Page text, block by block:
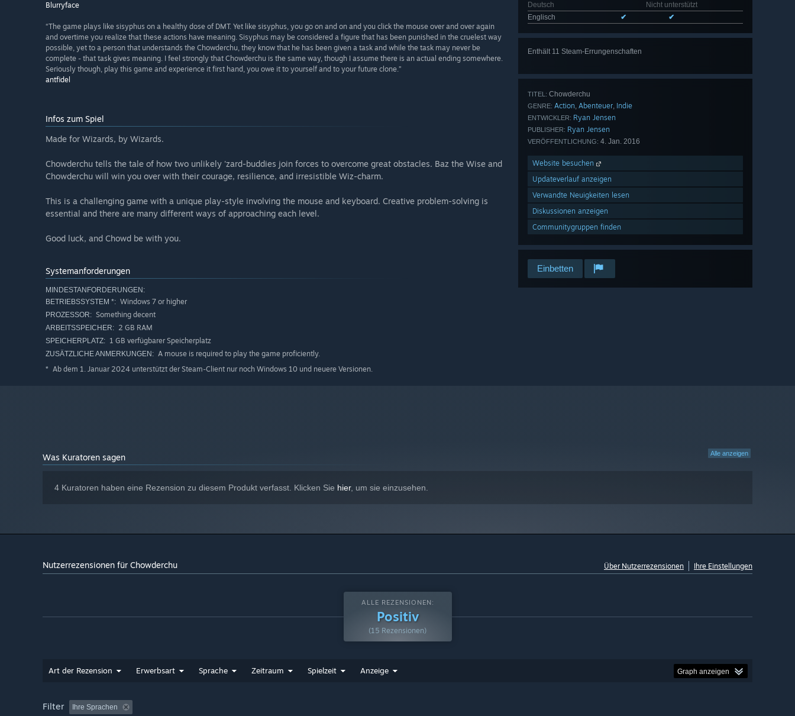
Deutsch
Nicht unterstützt
Englisch
✔ ✔
Enthält 11 Steam-Errungenschaften
TITEL: Chowderchu
GENRE: Action, Abenteuer, Indie
ENTWICKLER: Ryan Jensen
PUBLISHER: Ryan Jensen
VERÖFFENTLICHUNG: 4. Jan. 2016
Website besuchen
Updateverlauf anzeigen
Verwandte Neuigkeiten lesen
Diskussionen anzeigen
Communitygruppen finden
Einbetten
Blurryface
“The game plays like sisyphus on a healthy dose of DMT. Yet like sisyphus, you go on and on and you click the mouse over and over again
and overtime you realize that these actions have meaning. Sisyphus may be considered a figure that has been punished in the cruelest way
possible, yet to a person that understands the Chowderchu, they know that he has been given a task and while the task may never be
complete - that task gives meaning. I feel strongly that Chowderchu is the same way, though I assume there is an actual ending somewhere.
Seriously though, play this game and experience it first hand, you owe it to yourself and to your future clone.”
antfidel
Infos zum Spiel
Made for Wizards, by Wizards.
Chowderchu tells the tale of how two unlikely 'zard-buddies join forces to overcome great obstacles. Baz the Wise and
Chowderchu will win you over with their courage, resilience, and irresistible Wiz-charm.
This is a challenging game with a unique play-style involving the mouse and keyboard. Creative problem-solving is
essential and there are many different ways of approaching each level.
Good luck, and Chowd be with you.
Systemanforderungen
MINDESTANFORDERUNGEN:
BETRIEBSSYSTEM *: Windows 7 or higher
PROZESSOR: Something decent
ARBEITSSPEICHER: 2 GB RAM
SPEICHERPLATZ: 1 GB verfügbarer Speicherplatz
ZUSÄTZLICHE ANMERKUNGEN: A mouse is required to play the game proficiently.
* Ab dem 1. Januar 2024 unterstützt der Steam-Client nur noch Windows 10 und neuere Versionen.
Alle anzeigen
Was Kuratoren sagen
4 Kuratoren haben eine Rezension zu diesem Produkt verfasst. Klicken Sie hier, um sie einzusehen.
Nutzerrezensionen für Chowderchu Über Nutzerrezensionen Ihre Einstellungen
ALLE REZENSIONEN:
Positiv
(15 Rezensionen)
Art der Rezension Erwerbsart Sprache Zeitraum Spielzeit Anzeige Graph anzeigen
Filter Ihre Sprachen